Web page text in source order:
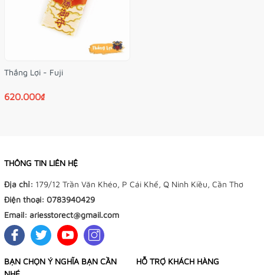
Thắng Lợi - Fuji
620.000₫
THÔNG TIN LIÊN HỆ
Địa chỉ: 179/12 Trần Văn Khéo, P Cái Khế, Q Ninh Kiều, Cần Thơ
Điện thoại: 0783940429
Email: ariesstorect@gmail.com
BẠN CHỌN Ý NGHĨA BẠN CẦN
HỖ TRỢ KHÁCH HÀNG